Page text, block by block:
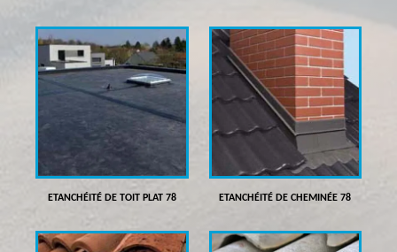
ETANCHÉITÉ DE TOIT PLAT 78 ETANCHÉITÉ DE CHEMINÉE 78